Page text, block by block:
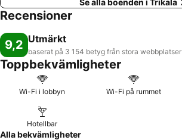
Se alla boenden i Trikala
Recensioner
9,2 Utmärkt
baserat på 3 154 betyg från stora webbplatser
Toppbekvämligheter
Wi-Fi i lobbyn Wi-Fi på rummet
Hotellbar
Alla bekvämligheter